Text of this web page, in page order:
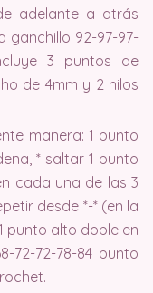
adelante a atrás
ganchillo 92-97-97-
3 puntos de
de 4mm y 2 hilos
manera: 1 punto
* saltar 1 punto
cada una de las 3
desde *-* (en la
punto alto doble en
72-72-78-84 punto